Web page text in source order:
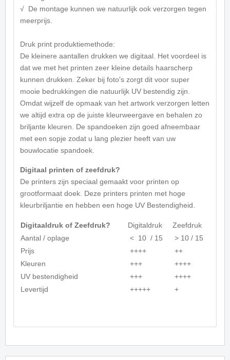
√ De montage kunnen we natuurlijk ook verzorgen tegen
meerprijs.
Druk print produktiemethode:
De kleinere aantallen drukken we digitaal. Het voordeel is
dat we met het printen zeer kleine details haarscherp
kunnen drukken. Zeker bij foto's zorgt dit voor super
mooie bedrukkingen die natuurlijk UV bestendig zijn.
Omdat wijzelf de opmaak van het artwork verzorgen letten
we altijd extra op de juiste kleurweergave en behalen zo
briljante kleuren. De spandoeken zijn goed afneembaar
met een sopje zodat u lang plezier heeft van uw
bouwlocatie spandoek.
Digitaal printen of zeefdruk?
De printers zijn speciaal gemaakt voor printen op
grootformaat doek. Deze printers printen met hoge
kleurbriljantie en hebben een hoge UV Bestendigheid.
Digitaaldruk of Zeefdruk? Digitaldruk
Zeefdruk
Aantal / oplage
< 10 / 15
> 10 / 15
Prijs
++++
++
Kleuren
+++
++++
UV bestendigheid
+++
++++
Levertijd
+++++ +